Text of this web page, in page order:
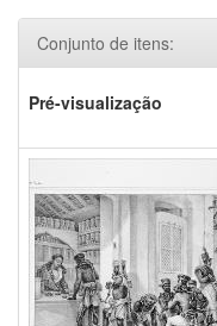
Conjunto de itens:
Pré-visualização